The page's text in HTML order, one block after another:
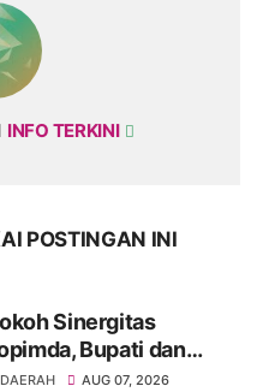
INFO TERKINI
POSTINGAN INI
Sinergitas
Bupati dan
Soppeng Bahas
AUG 07, 2026